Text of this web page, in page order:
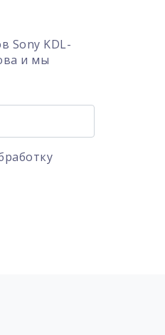
Sony KDL-
и мы